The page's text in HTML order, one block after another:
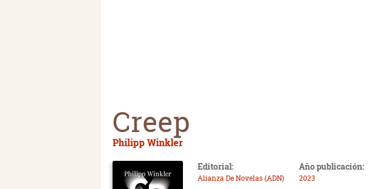
Creep
Philipp Winkler
Editorial:
Alianza De Novelas (ADN)
Año publicación:
2023